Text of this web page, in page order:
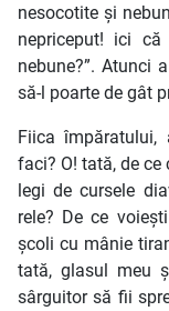
nesocotite și
nepriceput! ici
nebune?”. Atunci
să-l poarte de gât
Fiica împăratului,
faci? O! tată, de
legi de cursele
rele? De ce
școli cu mânie
tată, glasul meu
sârguitor să fii